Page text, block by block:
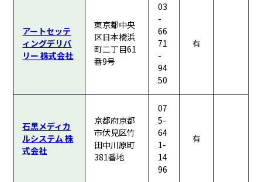
アートセッテ
ィングデリバ
リー 株式会社
東京都中央
区日本橋浜
町二丁目61
番9号
03
-
66
71
-
94
50
有
石黒メディカ
ルシステム 株
式会社
京都府京都
市伏見区竹
田中川原町
381番地
07
5-
64
1-
14
96
有